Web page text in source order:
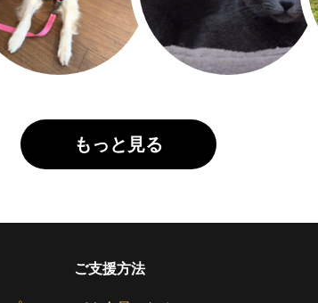
もっと見る
ご支援方法